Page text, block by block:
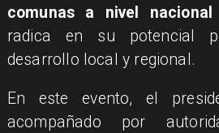
comunas a nivel nacional
radica en su potencial
desarrollo local y regional.
En este evento, el
acompañado por